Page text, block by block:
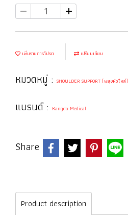
เพิ่มรายการโปรด เปรียบเทียบ
หมวดหมู่ : SHOULDER SUPPORT (พยุงหัวไหล่)
แบรนด์ : Kangda Medical
Share
Product description